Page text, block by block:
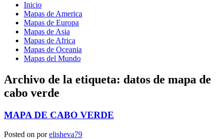
Inicio
Mapas de America
Mapas de Europa
Mapas de Asia
Mapas de Africa
Mapas de Oceania
Mapas del Mundo
Archivo de la etiqueta: datos de mapa de
cabo verde
MAPA DE CABO VERDE
Posted on porelisheva79